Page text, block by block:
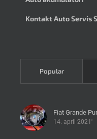
Kontakt Auto Servis
Popular
Fiat Grande
14. april 2021'